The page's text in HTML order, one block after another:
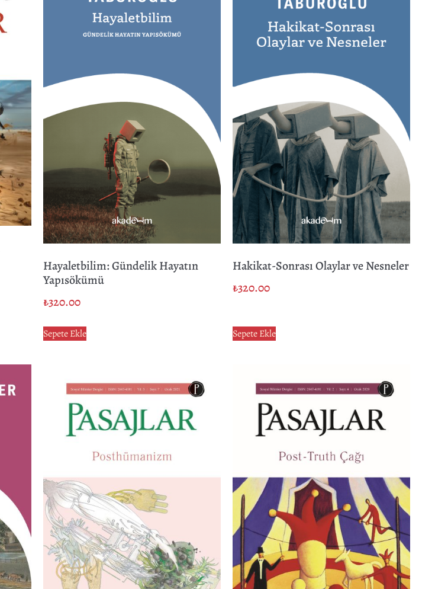
Hayaletbilim: Gündelik Hayatın
Yapısökümü
₺320.00
Sepete Ekle
Hakikat-Sonrası Olaylar ve Nesneler
₺320.00
Sepete Ekle